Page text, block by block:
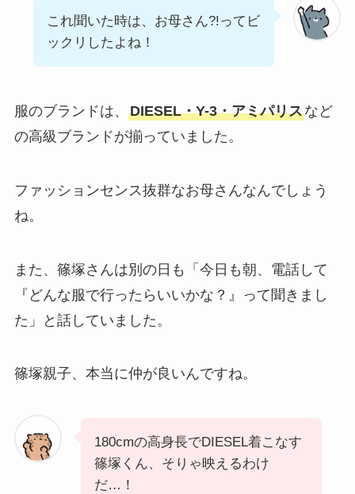
これ聞いた時は、お母さん?!ってビ
ックリしたよね！
服のブランドは、 DIESEL・Y-3・アミパリスなど
の高級ブランドが揃っていました。
ファッションセンス抜群なお母さんなんでしょう
ね。
また、篠塚さんは別の日も「今日も朝、電話して
『どんな服で行ったらいいかな？』って聞きまし
た」と話していました。
篠塚親子、本当に仲が良いんですね。
180cmの高身長でDIESEL着こなす
篠塚くん、そりゃ映えるわけ
だ…！